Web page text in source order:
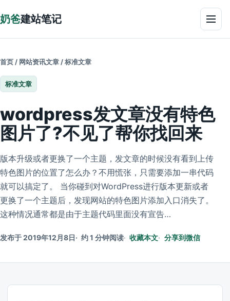
奶爸建站笔记 菜单
首页 / 网站资讯文章 /标准文章
标准文章
wordpress发文章没有特色
图片了?不见了帮你找回来
版本升级或者更换了一个主题，发文章的时候没有看到上传
特色图片的位置了怎么办？不用慌张，只需要添加一串代码
就可以搞定了。 当你碰到对WordPress进行版本更新或者
更换了一个主题后，发现网站的特色图片添加入口消失了。
这种情况通常都是由于主题代码里面没有宣告…
发布于 2019年12月8日 约 1 分钟阅读 收藏本文 分享到微信